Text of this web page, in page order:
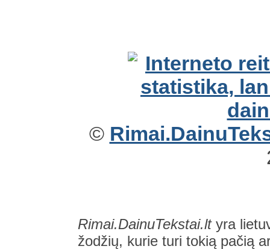
©
Rimai.DainuTekstai.ltyra
žodžių, kurie turi tokią pačią